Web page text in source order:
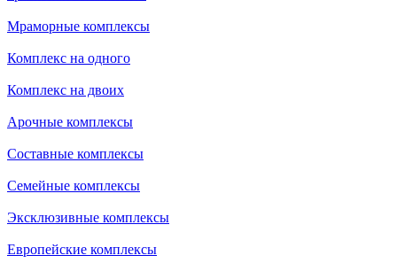
Мраморные комплексы
Комплекс на одного
Комплекс на двоих
Арочные комплексы
Составные комплексы
Семейные комплексы
Эксклюзивные комплексы
Европейские комплексы